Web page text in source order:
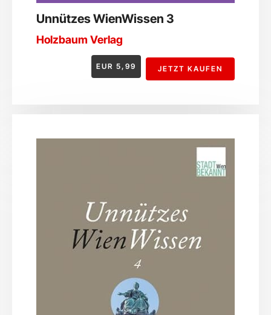
Unnützes WienWissen 3
Holzbaum Verlag
EUR 5,99 JETZT KAUFEN